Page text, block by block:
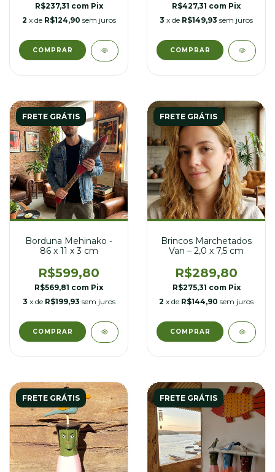
R$237,31 com Pix
2 x de R$124,90 sem juros
R$427,31 com Pix
3 x de R$149,93 sem juros
FRETE GRÁTIS
Borduna Mehinako -
86 x 11 x 3 cm
R$599,80
R$569,81 com Pix
3 x de R$199,93 sem juros
FRETE GRÁTIS
Brincos Marchetados
Van – 2,0 x 7,5 cm
R$289,80
R$275,31 com Pix
2 x de R$144,90 sem juros
COMPRAR
FRETE GRÁTIS FRETE GRÁTIS